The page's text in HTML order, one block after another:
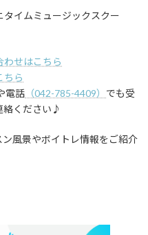
イムミュージックスクー
わせはこちら
ちら
電話 （042-785-4409） でも受
絡ください♪
風景やボイトレ情報をご紹介